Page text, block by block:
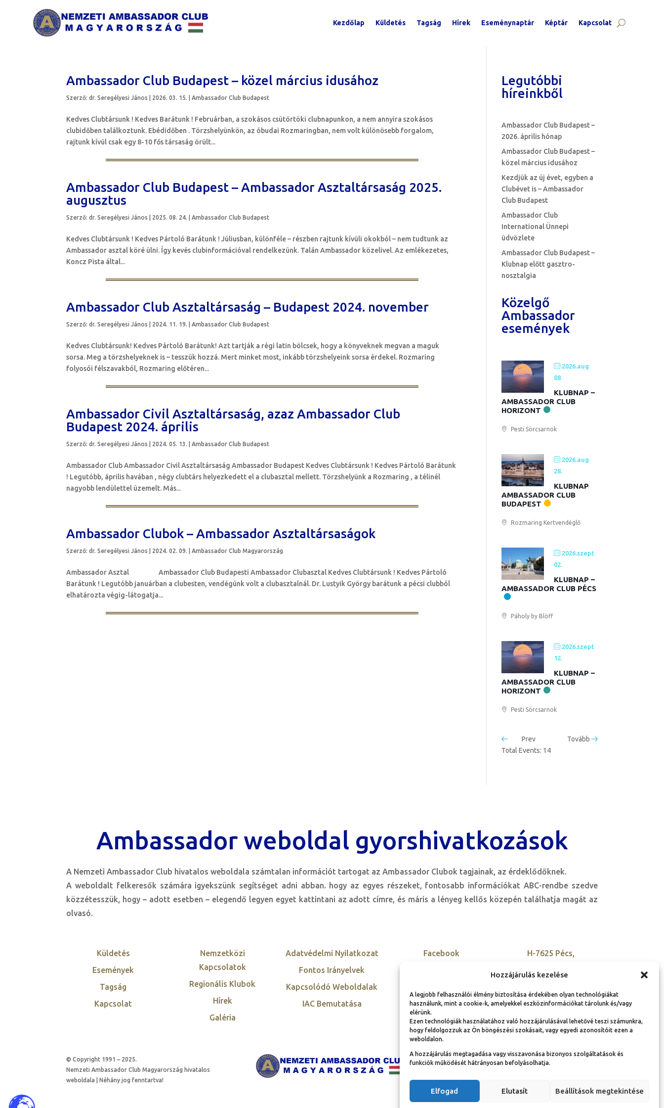
Hozzájárulás kezelése
A legjobb felhasználói élmény biztosítása érdekében olyan technológiákat
használunk, mint a cookie-k, amelyekkel eszközinformációkat tárolunk és/vagy
elérünk.
Ezen technológiák használatához való hozzájárulásával lehetővé teszi számunkra,
hogy feldolgozzuk az Ön böngészési szokásait, vagy egyedi azonosítóit ezen a
weboldalon.
A hozzájárulás megtagadása vagy visszavonása bizonyos szolgáltatások és
funkciók működését hátrányosan befolyásolhatja.
Elfogad Elutasít Beállítások megtekintése
Kezdőlap Küldetés Tagság Hírek Eseménynaptár Képtár Kapcsolat
Ambassador Club Budapest – közel március idusához
Szerző:dr. Seregélyesi János 2026. 03. 15. |Ambassador Club Budapest
Kedves Clubtársunk ! Kedves Barátunk ! Februárban, a szokásos csütörtöki clubnapunkon, a nem annyira szokásos
clubidőben találkoztunk. Ebédidőben . Törzshelyünkön, az óbudai Rozmaringban, nem volt különösebb forgalom,
rajtunk kívül csak egy 8-10 fős társaság örült...
Ambassador Club Budapest – Ambassador Asztaltársaság 2025.
augusztus
Szerző:dr. Seregélyesi János 2025. 08. 24. |Ambassador Club Budapest
Kedves Clubtársunk ! Kedves Pártoló Barátunk ! Júliusban, különféle – részben rajtunk kívüli okokból – nem tudtunk az
Ambassador asztal köré ülni. Így kevés clubinformációval rendelkezünk. Talán Ambassador közelivel. Az emlékezetes,
Koncz Pista által...
Ambassador Club Asztaltársaság – Budapest 2024. november
Szerző:dr. Seregélyesi János 2024. 11. 19. |Ambassador Club Budapest
Kedves Clubtársunk! Kedves Pártoló Barátunk! Azt tartják a régi latin bölcsek, hogy a könyveknek megvan a maguk
sorsa. Meg a törzshelyeknek is – tesszük hozzá. Mert minket most, inkább törzshelyeink sorsa érdekel. Rozmaring
folyosói félszavakból, Rozmaring előtéren...
Ambassador Civil Asztaltársaság, azaz Ambassador Club
Budapest 2024. április
Szerző:dr. Seregélyesi János 2024. 05. 13. |Ambassador Club Budapest
Ambassador Club Ambassador Civil Asztaltársaság Ambassador Budapest Kedves Clubtársunk ! Kedves Pártoló Barátunk
! Legutóbb, április havában , négy clubtárs helyezkedett el a clubasztal mellett. Törzshelyünk a Rozmaring , a télinél
nagyobb lendülettel üzemelt. Más...
Ambassador Clubok – Ambassador Asztaltársaságok
Szerző:dr. Seregélyesi János 2024. 02. 09. |Ambassador Club Magyarország
Ambassador Asztal Ambassador Club Budapesti Ambassador Clubasztal Kedves Clubtársunk ! Kedves Pártoló
Barátunk ! Legutóbb januárban a clubesten, vendégünk volt a clubasztalnál. Dr. Lustyik György barátunk a pécsi clubból
elhatározta végig-látogatja...
Legutóbbi
híreinkből
Ambassador Club Budapest –
2026. április hónap
Ambassador Club Budapest –
közel március idusához
Kezdjük az új évet, egyben a
Clubévet is – Ambassador
Club Budapest
Ambassador Club
International Ünnepi
üdvözlete
Ambassador Club Budapest –
Klubnap előtt gasztro-
nosztalgia
Közelgő
Ambassador
események
2026.aug
08.
KLUBNAP –
AMBASSADOR CLUB
HORIZONT
Pesti Sörcsarnok
2026.aug
28.
KLUBNAP
AMBASSADOR CLUB
BUDAPEST
Rozmaring Kertvendéglő
2026.szept
02.
KLUBNAP –
AMBASSADOR CLUB PÉCS
Páholy by Blöff
2026.szept
12.
KLUBNAP –
AMBASSADOR CLUB
HORIZONT
Pesti Sörcsarnok
Prev
Tovább
Total Events: 14
Ambassador weboldal gyorshivatkozások
A Nemzeti Ambassador Club hivatalos weboldala számtalan információt tartogat az Ambassador Clubok tagjainak, az érdeklődőknek.
A weboldalt felkeresők számára igyekszünk segítséget adni abban. hogy az egyes részeket, fontosabb információkat ABC-rendbe szedve
közzétesszük, hogy – adott esetben – elegendő legyen egyet kattintani az adott címre, és máris a lényeg kellős közepén találhatja magát az
olvasó.
Küldetés
Események
Tagság
Kapcsolat
Nemzetközi
Kapcsolatok
Regionális Klubok
Hírek
Galéria
Adatvédelmi Nyilatkozat
Fontos Irányelvek
Kapcsolódó Weboldalak
IAC Bemutatása
Facebook
LinkedIn
H-7625 Pécs,
szovetseg@ambassador
© Copyright 1991 – 2025.
Nemzeti Ambassador Club Magyarország hivatalos
weboldala | Néhány jog fenntartva!
Adatvédelmi nyilatkozat és adatkezelési
tájékoztató
Jogi információk